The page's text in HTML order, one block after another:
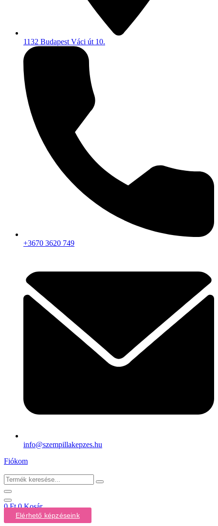
1132 Budapest Váci út 10.
+3670 3620 749
info@szempillakepzes.hu
Fiókom
Termék
keresése...
0Ft 0 Kosár
Elérhető képzéseink